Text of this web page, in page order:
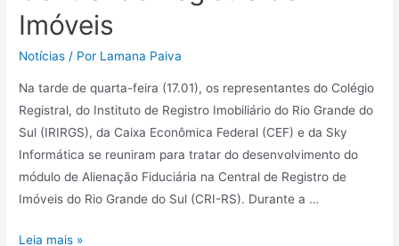
Imóveis
Notícias / Por Lamana Paiva
Na tarde de quarta-feira (17.01), os representantes do Colégio
Registral, do Instituto de Registro Imobiliário do Rio Grande do
Sul (IRIRGS), da Caixa Econômica Federal (CEF) e da Sky
Informática se reuniram para tratar do desenvolvimento do
módulo de Alienação Fiduciária na Central de Registro de
Imóveis do Rio Grande do Sul (CRI-RS). Durante a …
Leia mais »